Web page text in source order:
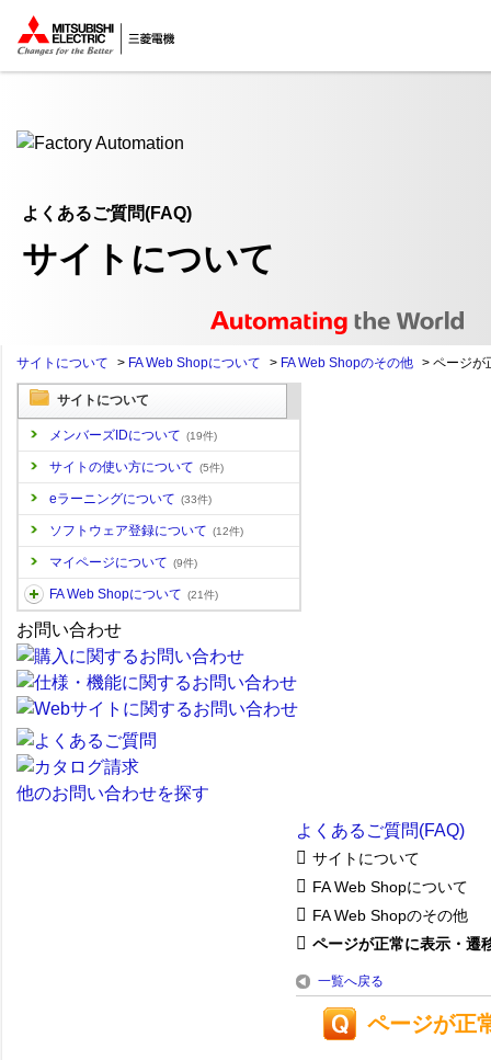
ここから本文
よくあるご質問(FAQ)
サイトについて
サイトについて > FA Web Shopについて > FA Web Shopのその他 > ページが
サイトについて
メンバーズIDについて (19件)
サイトの使い方について (5件)
eラーニングについて (33件)
ソフトウェア登録について (12件)
マイページについて (9件)
FA Web Shopについて (21件)
お問い合わせ
他のお問い合わせを探す
よくあるご質問(FAQ)
サイトについて
FA Web Shopについて
FA Web Shopのその他
ページが正常に表示・遷
一覧へ戻る
ページが正